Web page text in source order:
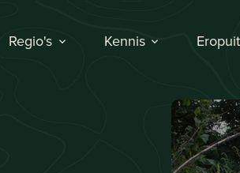
Regio's Kennis Eropuit